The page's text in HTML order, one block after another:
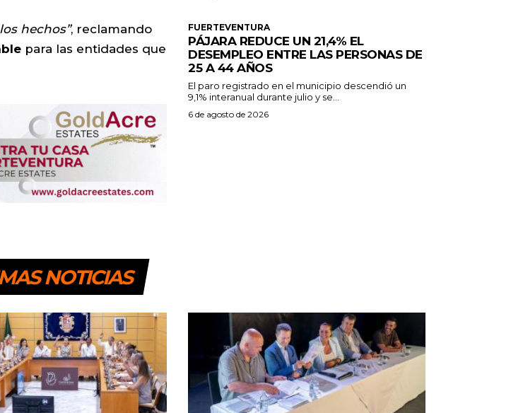
hechos”, reclamando
para las entidades que
FUERTEVENTURA
PÁJARA REDUCE UN 21,4% EL
DESEMPLEO ENTRE LAS PERSONAS DE
25 A 44 AÑOS
El paro registrado en el municipio descendió un
9,1% interanual durante julio y se...
6 de agosto de 2026
NOTICIAS